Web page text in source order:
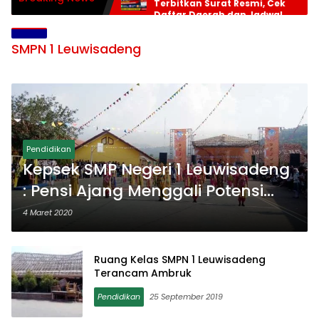
Terbitkan Surat Resmi, Cek
Daftar Daerah dan Jadwal
SMPN 1 Leuwisadeng
Pendidikan
Kepsek SMP Negeri 1 Leuwisadeng
: Pensi Ajang Menggali Potensi
Siswa
4 Maret 2020
Ruang Kelas SMPN 1 Leuwisadeng
Terancam Ambruk
Pendidikan 25 September 2019